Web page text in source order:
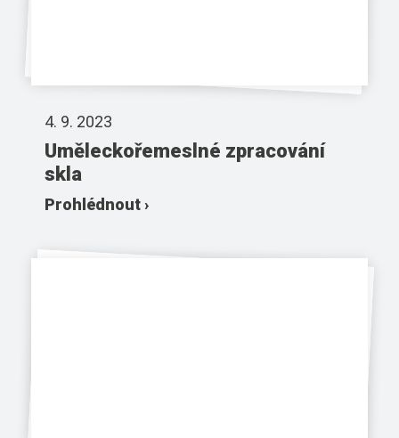
4. 9. 2023
Uměleckořemeslné zpracování
skla
Prohlédnout ›